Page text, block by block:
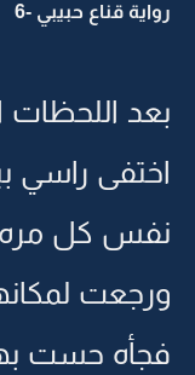
رواية قناع حبيبي -6
بعد
اختفى راسي
نفس كل مره
ورجعت
فجأه حست